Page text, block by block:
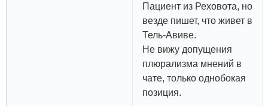
Пациент из Реховота, но
везде пишет, что живет в
Тель-Авиве.
Не вижу допущения
плюрализма мнений в
чате, только однобокая
позиция.